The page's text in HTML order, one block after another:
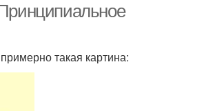
такая картина: